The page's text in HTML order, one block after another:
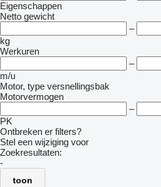
Eigenschappen
Netto gewicht
–
kg
Werkuren
–
m/u
Motor, type versnellingsbak
Motorvermogen
–
PK
Ontbreken er filters?
Stel een wijziging voor
Zoekresultaten:
-
toon